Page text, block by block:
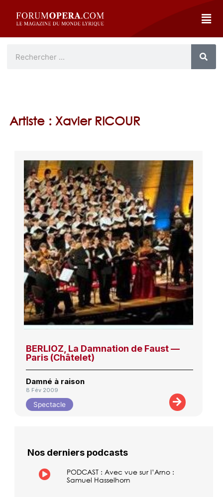
Artiste : Xavier RICOUR
BERLIOZ, La Damnation de Faust —
Paris (Châtelet)
Damné à raison
8 Fév 2009
Spectacle
Nos derniers podcasts
PODCAST : Avec vue sur l’Arno :
Samuel Hasselhorn